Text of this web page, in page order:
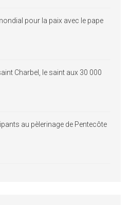
pour la paix avec le pape
Charbel, le saint aux 30 000
au pèlerinage de Pentecôte